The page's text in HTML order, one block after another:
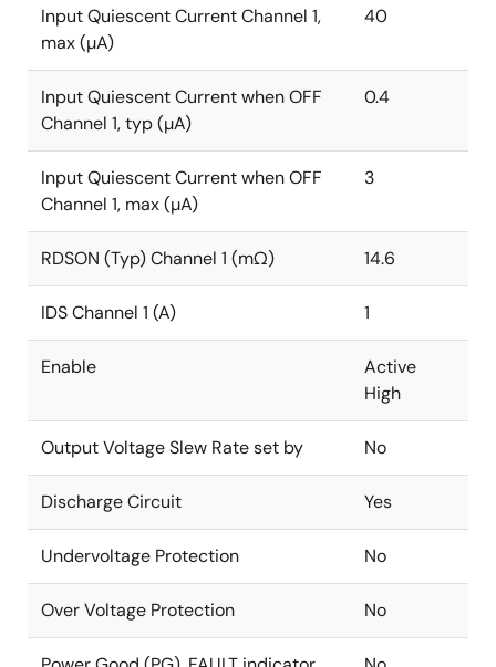
Input Quiescent Current Channel 1,
max (µA)
40
Input Quiescent Current when OFF
Channel 1, typ (µA)
0.4
Input Quiescent Current when OFF
Channel 1, max (µA)
3
RDSON (Typ) Channel 1 (mΩ) 14.6
IDS Channel 1 (A) 1
Enable
Active
High
Output Voltage Slew Rate set by No
Discharge Circuit Yes
Undervoltage Protection No
Over Voltage Protection No